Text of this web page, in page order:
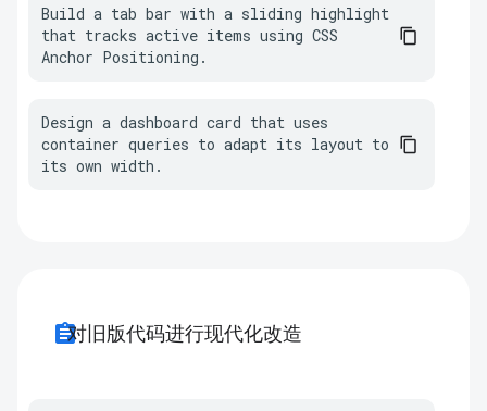
Build a tab bar with a sliding highlight
that tracks active items using CSS
Anchor Positioning.
Design a dashboard card that uses
container queries to adapt its layout to
its own width.
assignment对旧版代码进行现代化改造